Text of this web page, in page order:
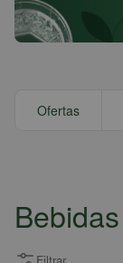
Ofertas
Bebidas
Filtrar